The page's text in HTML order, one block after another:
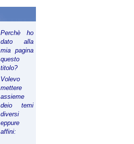
Perchè ho
dato alla
mia pagina
questo
titolo?
Volevo
mettere
assieme
deio temi
diversi
eppure
affini: